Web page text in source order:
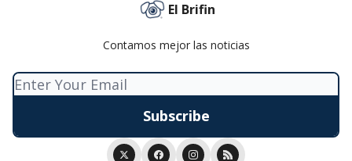
El Brifin
Contamos mejor las noticias